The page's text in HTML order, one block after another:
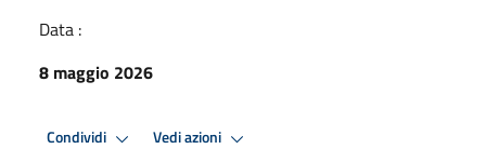
Data :
8 maggio 2026
Condividi Vedi azioni